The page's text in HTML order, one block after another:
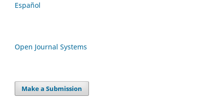
Español
Open Journal Systems
Make a Submission